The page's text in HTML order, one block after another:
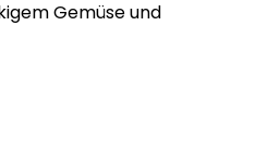
Gemüse und